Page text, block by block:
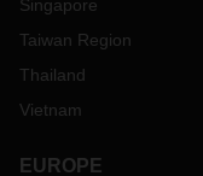
Singapore
Taiwan Region
Thailand
Vietnam
EUROPE